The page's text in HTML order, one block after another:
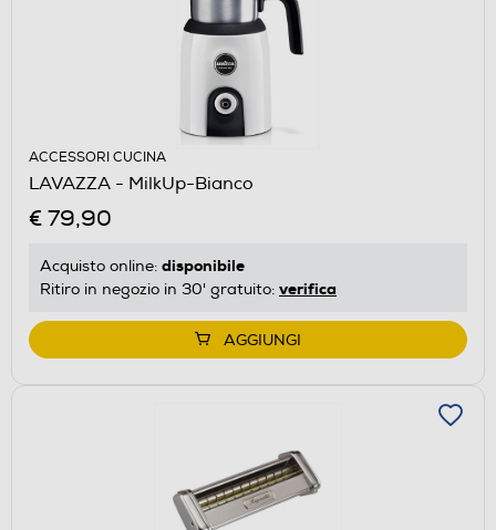
ACCESSORI CUCINA
LAVAZZA - MilkUp-Bianco
€ 79,90
Acquisto online: disponibile
Ritiro in negozio in 30' gratuito: verifica
AGGIUNGI